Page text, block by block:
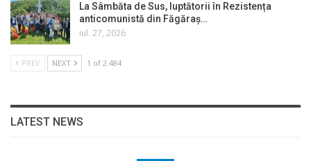
La Sâmbăta de Sus, luptătorii în Rezistența
anticomunistă din Făgăraș…
iul. 27, 2026
PREV NEXT 1 of 2.484
LATEST NEWS